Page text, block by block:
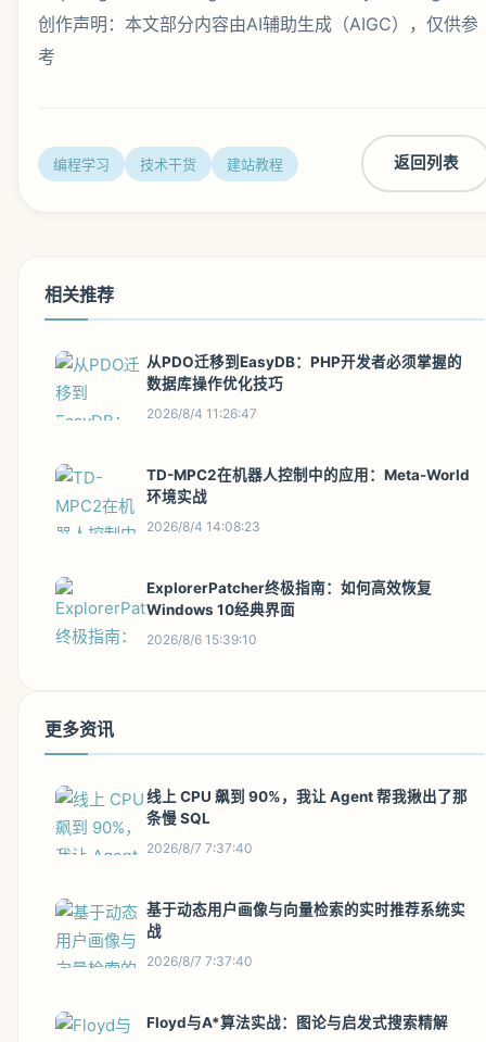
创作声明：本文部分内容由AI辅助生成（AIGC），仅供参
考
编程学习 技术干货 建站教程 返回列表
相关推荐
从PDO迁移到EasyDB：PHP开发者必须掌握的
数据库操作优化技巧
2026/8/4 11:26:47
TD-MPC2在机器人控制中的应用：Meta-World
环境实战
2026/8/4 14:08:23
ExplorerPatcher终极指南：如何高效恢复
Windows 10经典界面
2026/8/6 15:39:10
更多资讯
线上 CPU 飙到 90%，我让 Agent 帮我揪出了那
条慢 SQL
2026/8/7 7:37:40
基于动态用户画像与向量检索的实时推荐系统实
战
2026/8/7 7:37:40
Floyd与A*算法实战：图论与启发式搜索精解